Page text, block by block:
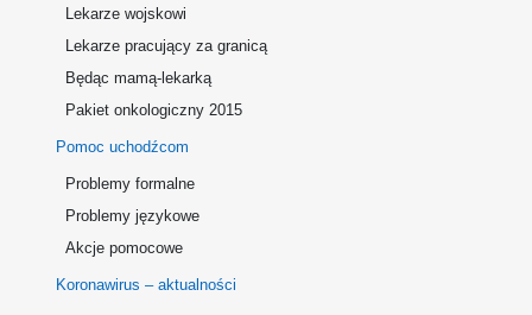
Lekarze wojskowi
Lekarze pracujący za granicą
Będąc mamą-lekarką
Pakiet onkologiczny 2015
Pomoc uchodźcom
Problemy formalne
Problemy językowe
Akcje pomocowe
Koronawirus – aktualności